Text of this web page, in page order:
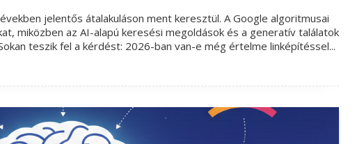
jelentős átalakuláson ment keresztül. A Google algoritmusai
miközben az AI-alapú keresési megoldások és a generatív találatok
teszik fel a kérdést: 2026-ban van-e még értelme linképítéssel...